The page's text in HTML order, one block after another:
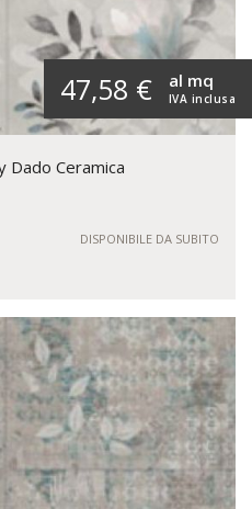
47,58 € IVA inclusa
al mq
Dado Ceramica
DISPONIBILE DA SUBITO